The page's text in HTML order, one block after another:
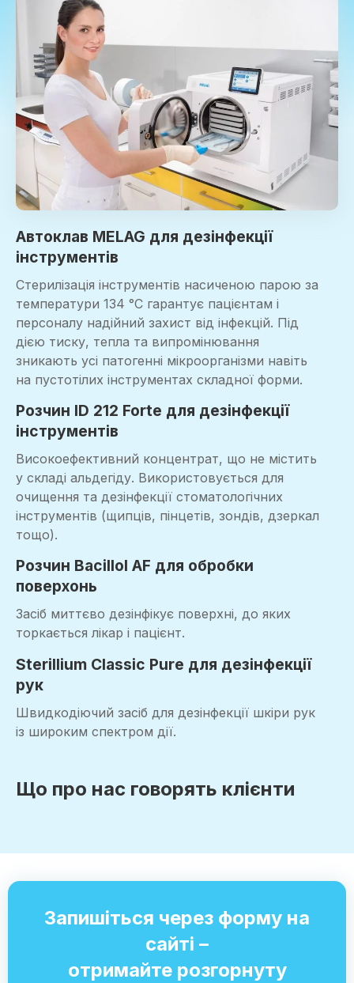
Автоклав MELAG для дезінфекції
інструментів
Стерилізація інструментів насиченою парою за
температури 134 °C гарантує пацієнтам і
персоналу надійний захист від інфекцій. Під
дією тиску, тепла та випромінювання
зникають усі патогенні мікроорганізми навіть
на пустотілих інструментах складної форми.
Розчин ID 212 Forte для дезінфекції
інструментів
Високоефективний концентрат, що не містить
у складі альдегіду. Використовується для
очищення та дезінфекції стоматологічних
інструментів (щипців, пінцетів, зондів, дзеркал
тощо).
Розчин Bacillol AF для обробки
поверхонь
Засіб миттєво дезінфікує поверхні, до яких
торкається лікар і пацієнт.
Sterillium Classic Pure для дезінфекції
рук
Швидкодіючий засіб для дезінфекції шкіри рук
із широким спектром дії.
Що про нас говорять клієнти
Запишіться через форму на
сайті –
отримайте розгорнуту